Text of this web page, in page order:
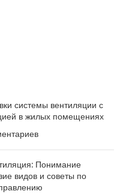
системы вентиляции с
в жилых помещениях
Понимание
видов и советы по